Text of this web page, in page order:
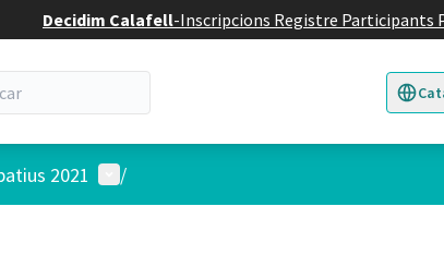
Decidim Calafell-Inscripcions Registre Participants
Triar
2021 Menú d'usuari
/